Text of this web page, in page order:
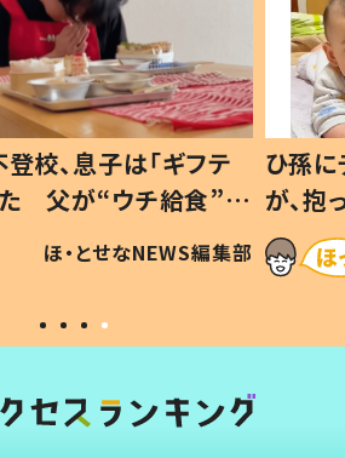
レデレな80歳じいじ
すると…ひ孫の反応に
ました」「可愛くて仕方な
ほ・とせなNEWS編集部